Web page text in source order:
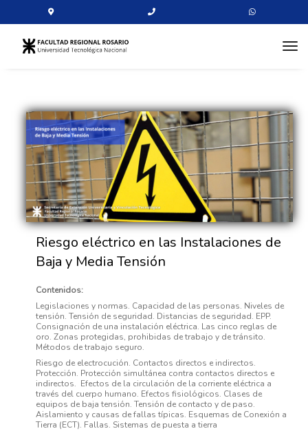
Riesgo eléctrico en las Instalaciones de
Baja y Media Tensión
Contenidos:
Legislaciones y normas. Capacidad de las personas. Niveles de
tensión. Tensión de seguridad. Distancias de seguridad. EPP.
Consignación de una instalación eléctrica. Las cinco reglas de
oro. Zonas protegidas, prohibidas de trabajo y de tránsito.
Métodos de trabajo seguro.
Riesgo de electrocución. Contactos directos e indirectos.
Protección. Protección simultánea contra contactos directos e
indirectos. Efectos de la circulación de la corriente eléctrica a
través del cuerpo humano. Efectos fisiológicos. Clases de
equipos de baja tensión. Tensión de contacto y de paso.
Aislamiento y causas de fallas típicas. Esquemas de Conexión a
Tierra (ECT). Fallas. Sistemas de puesta a tierra